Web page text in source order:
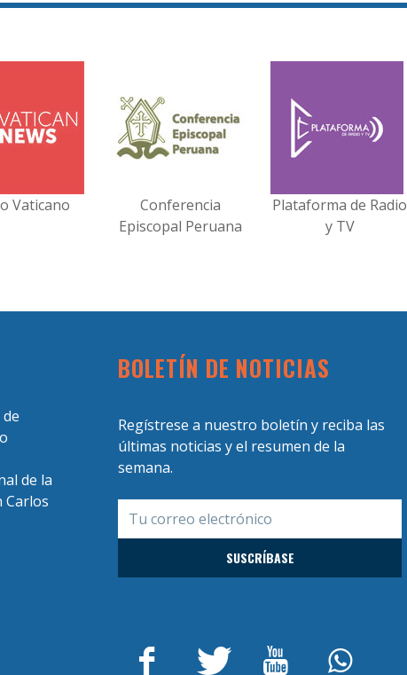
Vaticano
Conferencia
Episcopal Peruana
Plataforma de Radio
y TV
de la
Carlos
BOLETÍN DE NOTICIAS
Regístrese a nuestro boletín y reciba las
últimas noticias y el resumen de la
semana.